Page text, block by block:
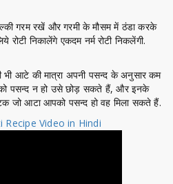
गरम रखें और गरमी के मौसम में ठंडा करके
निकालेंगे एकदम नर्म रोटी निकलेंगी.
भी आटे की मात्रा अपनी पसन्द के अनुसार कम
पसन्द न हो उसे छोड़ सकते हैं, और इनके
जो आटा आपको पसन्द हो वह मिला सकते हैं.
Recipe Video in Hindi